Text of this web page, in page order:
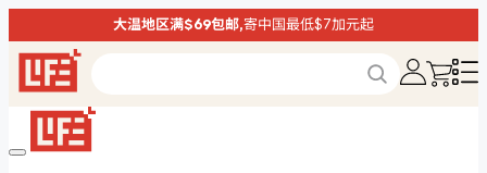
大温地区满$69包邮,寄中国最低$7加元起